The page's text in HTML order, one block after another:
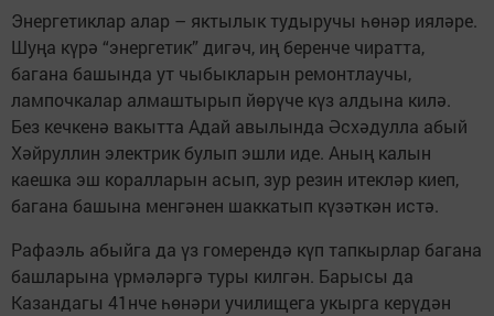
Энергетиклар алар – яктылык тудыручы һөнәр ияләре.
Шуңа күрә “энергетик” дигәч, иң беренче чиратта,
багана башында ут чыбыкларын ремонтлаучы,
лампочкалар алмаштырып йөрүче күз алдына килә.
Без кечкенә вакытта Адай авылында Әсхәдулла абый
Хәйруллин электрик булып эшли иде. Аның калын
каешка эш коралларын асып, зур резин итекләр киеп,
багана башына менгәнен шаккатып күзәткән истә.
Рафаэль абыйга да үз гомерендә күп тапкырлар багана
башларына үрмәләргә туры килгән. Барысы да
Казандагы 41нче һөнәри училищега укырга керүдән